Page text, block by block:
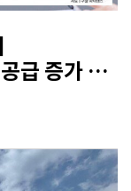
급 증가 선